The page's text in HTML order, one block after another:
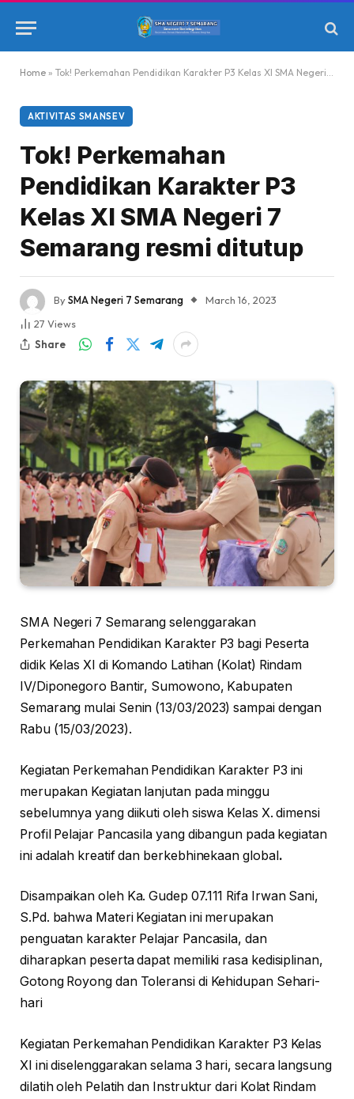
Home » Tok! Perkemahan Pendidikan Karakter P3 Kelas XI SMA Negeri 7 Semarang resmi ditutup
AKTIVITAS SMANSEV
Tok! Perkemahan
Pendidikan Karakter P3
Kelas XI SMA Negeri 7
Semarang resmi ditutup
BySMA Negeri 7 Semarang
March 16, 2023
27 Views
Share
SMA Negeri 7 Semarang selenggarakan
Perkemahan Pendidikan Karakter P3 bagi Peserta
didik Kelas XI di Komando Latihan (Kolat) Rindam
IV/Diponegoro Bantir, Sumowono, Kabupaten
Semarang mulai Senin (13/03/2023) sampai dengan
Rabu (15/03/2023).
Kegiatan Perkemahan Pendidikan Karakter P3 ini
merupakan Kegiatan lanjutan pada minggu
sebelumnya yang diikuti oleh siswa Kelas X. dimensi
Profil Pelajar Pancasila yang dibangun pada kegiatan
ini adalah kreatif dan berkebhinekaan global.
Disampaikan oleh Ka. Gudep 07.111 Rifa Irwan Sani,
S.Pd. bahwa Materi Kegiatan ini merupakan
penguatan karakter Pelajar Pancasila, dan
diharapkan peserta dapat memiliki rasa kedisiplinan,
Gotong Royong dan Toleransi di Kehidupan Sehari-
hari
Kegiatan Perkemahan Pendidikan Karakter P3 Kelas
XI ini diselenggarakan selama 3 hari, secara langsung
dilatih oleh Pelatih dan Instruktur dari Kolat Rindam